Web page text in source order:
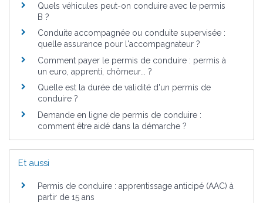
Quels véhicules peut-on conduire avec le permis
B ?
Conduite accompagnée ou conduite supervisée :
quelle assurance pour l'accompagnateur ?
Comment payer le permis de conduire : permis à
un euro, apprenti, chômeur... ?
Quelle est la durée de validité d'un permis de
conduire ?
Demande en ligne de permis de conduire :
comment être aidé dans la démarche ?
Et aussi
Permis de conduire : apprentissage anticipé (AAC) à
partir de 15 ans